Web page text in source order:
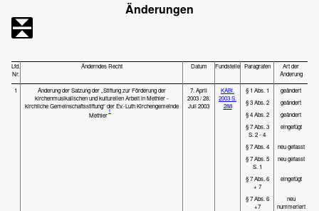
Änderungen
Lfd.
Nr.
Änderndes Recht Datum Fundstelle Paragrafen
Art der
Änderung
1
Änderung der Satzung der „Stiftung zur Förderung der
kirchenmusikalischen und kulturellen Arbeit in Methler -
kirchliche Gemeinschaftsstiftung“ der Ev.-Luth Kirchengemeinde
Methler
1
7. April
2003 / 28.
Juli 2003
KABl.
2003 S.
288
§ 1 Abs. 1
geändert
§ 3 Abs. 2
geändert
§ 4 Abs. 2
geändert
§ 7 Abs. 3
S. 2 - 4
eingefügt
§ 7 Abs. 4
neu gefasst
§ 7 Abs. 5
S. 1
neu gefasst
§ 7 Abs. 6
+ 7
eingefügt
§ 7 Abs. 6
+7
neu
nummeriert